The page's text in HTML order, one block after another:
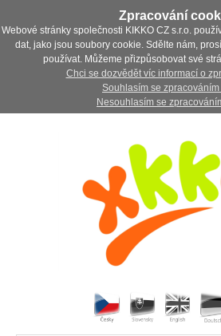
Zpracování
Webové stránky společnosti KIKKO CZ s.r.o.
dat, jako jsou soubory cookie. Sdělte nám,
používat. Můžeme přizpůsobovat své
Chci se dozvědět víc informací o
Souhlasím se
Nesouhlasím se